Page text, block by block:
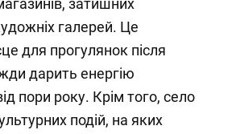
затишних
галерей. Це
для прогулянок після
дарить енергію
пори року. Крім того, село
подій, на яких